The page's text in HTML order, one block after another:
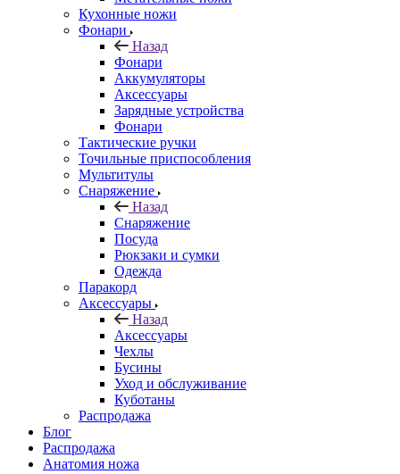
Кухонные ножи
Фонари
Назад
Фонари
Аккумуляторы
Аксессуары
Зарядные устройства
Фонари
Тактические ручки
Точильные приспособления
Мультитулы
Снаряжение
Назад
Снаряжение
Посуда
Рюкзаки и сумки
Одежда
Паракорд
Аксессуары
Назад
Аксессуары
Чехлы
Бусины
Уход и обслуживание
Куботаны
Распродажа
Блог
Распродажа
Анатомия ножа